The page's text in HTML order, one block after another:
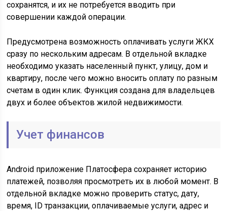
сохранятся, и их не потребуется вводить при
совершении каждой операции.
Предусмотрена возможность оплачивать услуги ЖКХ
сразу по нескольким адресам. В отдельной вкладке
необходимо указать населенный пункт, улицу, дом и
квартиру, после чего можно вносить оплату по разным
счетам в один клик. Функция создана для владельцев
двух и более объектов жилой недвижимости.
Учет финансов
Android приложение Платосфера сохраняет историю
платежей, позволяя просмотреть их в любой момент. В
отдельной вкладке можно проверить статус, дату,
время, ID транзакции, оплачиваемые услуги, адрес и